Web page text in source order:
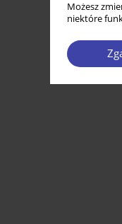
Możesz
niektóre